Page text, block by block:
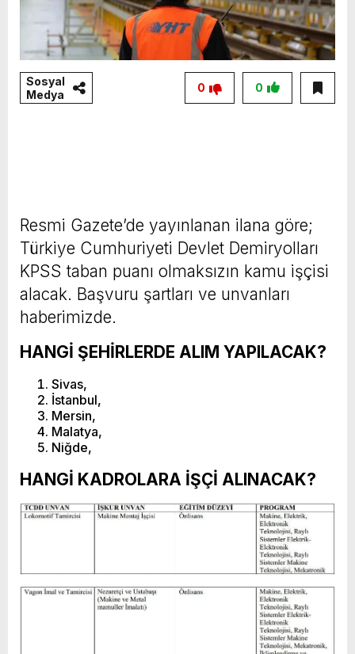
Sosyal
Medya
0
0
Resmi Gazete’de yayınlanan ilana göre;
Türkiye Cumhuriyeti Devlet Demiryolları
KPSS taban puanı olmaksızın kamu işçisi
alacak. Başvuru şartları ve unvanları
haberimizde.
HANGİ ŞEHİRLERDE ALIM YAPILACAK?
Sivas,
İstanbul,
Mersin,
Malatya,
Niğde,
HANGİ KADROLARA İŞÇİ ALINACAK?